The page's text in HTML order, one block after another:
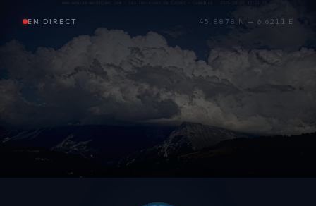
EN DIRECT 45.8878 N — 6.6211 E